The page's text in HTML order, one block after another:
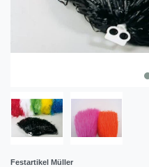
Festartikel Müller